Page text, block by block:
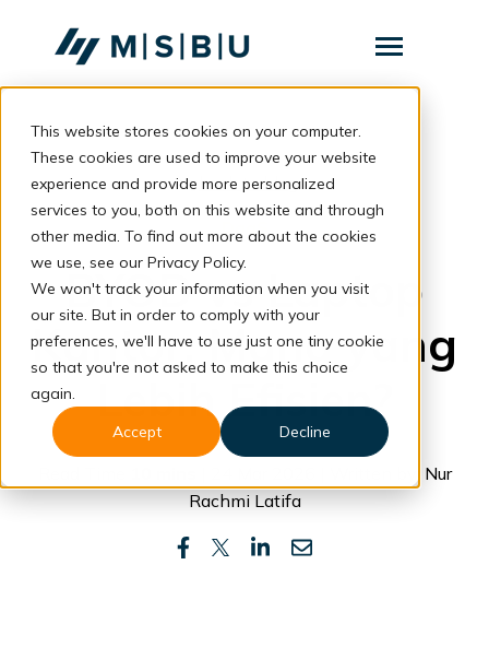
This website stores cookies on your computer.
These cookies are used to improve your website
experience and provide more personalized
services to you, both on this website and through
other media. To find out more about the cookies
we use, see our Privacy Policy.
We won't track your information when you visit
our site. But in order to comply with your
preferences, we'll have to use just one tiny cookie
so that you're not asked to make this choice
again.
Accept
Decline
Toggle
Layanan Toggle
children
Layanan
Komunitas
Tentang
Resources Toggle
children
Resources
Konsultasi
back to blog
DaaS
BYOD vs Laptop
Kantor: Mana yang
Lebih Efisien?
| 24 Mar 2026 | Written by: Nur
Rachmi Latifa